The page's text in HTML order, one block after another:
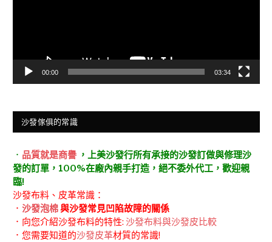
00:00 03:34
沙發傢俱的常識
． 品質就是商譽 ，上美沙發行所有承接的沙發訂做與修理沙
發的訂單，100%在廠內親手打造，絕不委外代工，歡迎親
臨!
沙發布料、皮革常識：
． 沙發泡棉與沙發常見凹陷故障的關係
．向您介紹沙發布料的特性: 沙發布料與沙發皮比較
．您需要知道的沙發皮革材質的常識!